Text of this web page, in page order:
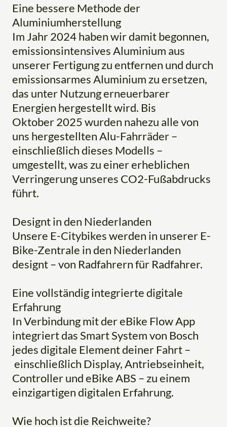
Eine bessere Methode der
Aluminiumherstellung
Im Jahr 2024 haben wir damit begonnen,
emissionsintensives Aluminium aus
unserer Fertigung zu entfernen und durch
emissionsarmes Aluminium zu ersetzen,
das unter Nutzung erneuerbarer
Energien hergestellt wird. Bis
Oktober 2025 wurden nahezu alle von
uns hergestellten Alu-Fahrräder –
einschließlich dieses Modells –
umgestellt, was zu einer erheblichen
Verringerung unseres CO2-Fußabdrucks
führt.
Designt in den Niederlanden
Unsere E-Citybikes werden in unserer E-
Bike-Zentrale in den Niederlanden
designt – von Radfahrern für Radfahrer.
Eine vollständig integrierte digitale
Erfahrung
In Verbindung mit der eBike Flow App
integriert das Smart System von Bosch
jedes digitale Element deiner Fahrt –
einschließlich Display, Antriebseinheit,
Controller und eBike ABS – zu einem
einzigartigen digitalen Erfahrung.
Wie hoch ist die Reichweite?